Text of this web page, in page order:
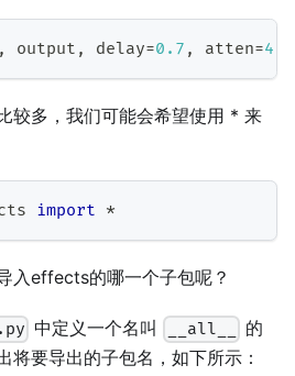
, output , delay=0.7 , atten=4
较多，我们可能会希望使用 * 来
import *
入effects的哪一个子包呢？
中定义一个名叫 __all__
的
将要导出的子包名，如下所示：